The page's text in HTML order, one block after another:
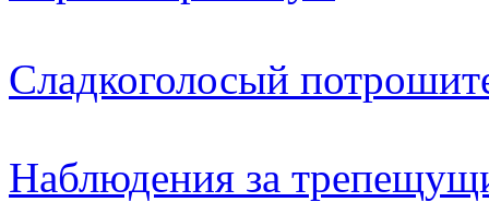
Сладкоголосый
Наблюдения за